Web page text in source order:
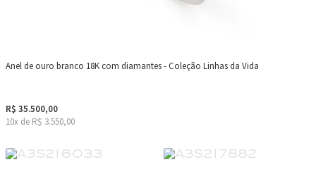
Anel de ouro branco 18K com diamantes - Coleção Linhas da Vida
R$ 35.500,00
10x de R$ 3.550,00